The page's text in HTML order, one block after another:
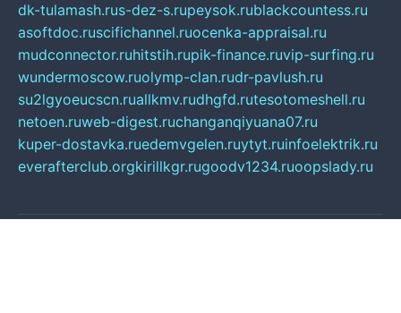
dk-tulamash.rus-dez-s.rupeysok.rublackcountess.ru
asoftdoc.ruscifichannel.ruocenka-appraisal.ru
mudconnector.ruhitstih.rupik-finance.ruvip-surfing.ru
wundermoscow.ruolymp-clan.rudr-pavlush.ru
su2lgyoeucscn.ruallkmv.rudhgfd.rutesotomeshell.ru
netoen.ruweb-digest.ruchanganqiyuana07.ru
kuper-dostavka.ruedemvgelen.ruytyt.ruinfoelektrik.ru
everafterclub.orgkirillkgr.rugoodv1234.ruoopslady.ru